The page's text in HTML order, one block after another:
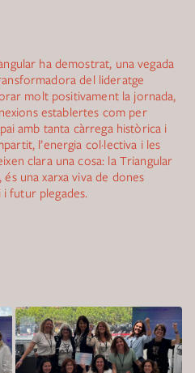
ha demostrat, una vegada
del lideratge
molt positivament la jornada,
establertes com per
amb tanta càrrega històrica i
l’energia col·lectiva i les
clara una cosa: la Triangular
una xarxa viva de dones
futur plegades.